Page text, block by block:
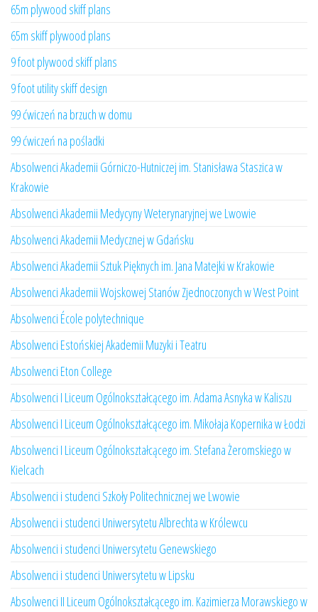
65m plywood skiff plans
65m skiff plywood plans
9 foot plywood skiff plans
9 foot utility skiff design
99 ćwiczeń na brzuch w domu
99 ćwiczeń na pośladki
Absolwenci Akademii Górniczo-Hutniczej im. Stanisława Staszica w
Krakowie
Absolwenci Akademii Medycyny Weterynaryjnej we Lwowie
Absolwenci Akademii Medycznej w Gdańsku
Absolwenci Akademii Sztuk Pięknych im. Jana Matejki w Krakowie
Absolwenci Akademii Wojskowej Stanów Zjednoczonych w West Point
Absolwenci École polytechnique
Absolwenci Estońskiej Akademii Muzyki i Teatru
Absolwenci Eton College
Absolwenci I Liceum Ogólnokształcącego im. Adama Asnyka w Kaliszu
Absolwenci I Liceum Ogólnokształcącego im. Mikołaja Kopernika w Łodzi
Absolwenci I Liceum Ogólnokształcącego im. Stefana Żeromskiego w
Kielcach
Absolwenci i studenci Szkoły Politechnicznej we Lwowie
Absolwenci i studenci Uniwersytetu Albrechta w Królewcu
Absolwenci i studenci Uniwersytetu Genewskiego
Absolwenci i studenci Uniwersytetu w Lipsku
Absolwenci II Liceum Ogólnokształcącego im. Kazimierza Morawskiego w